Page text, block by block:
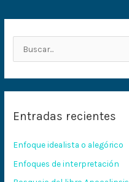
a
p
o
Entradas recientes
Enfoque idealista o alegórico
Enfoques de interpretación